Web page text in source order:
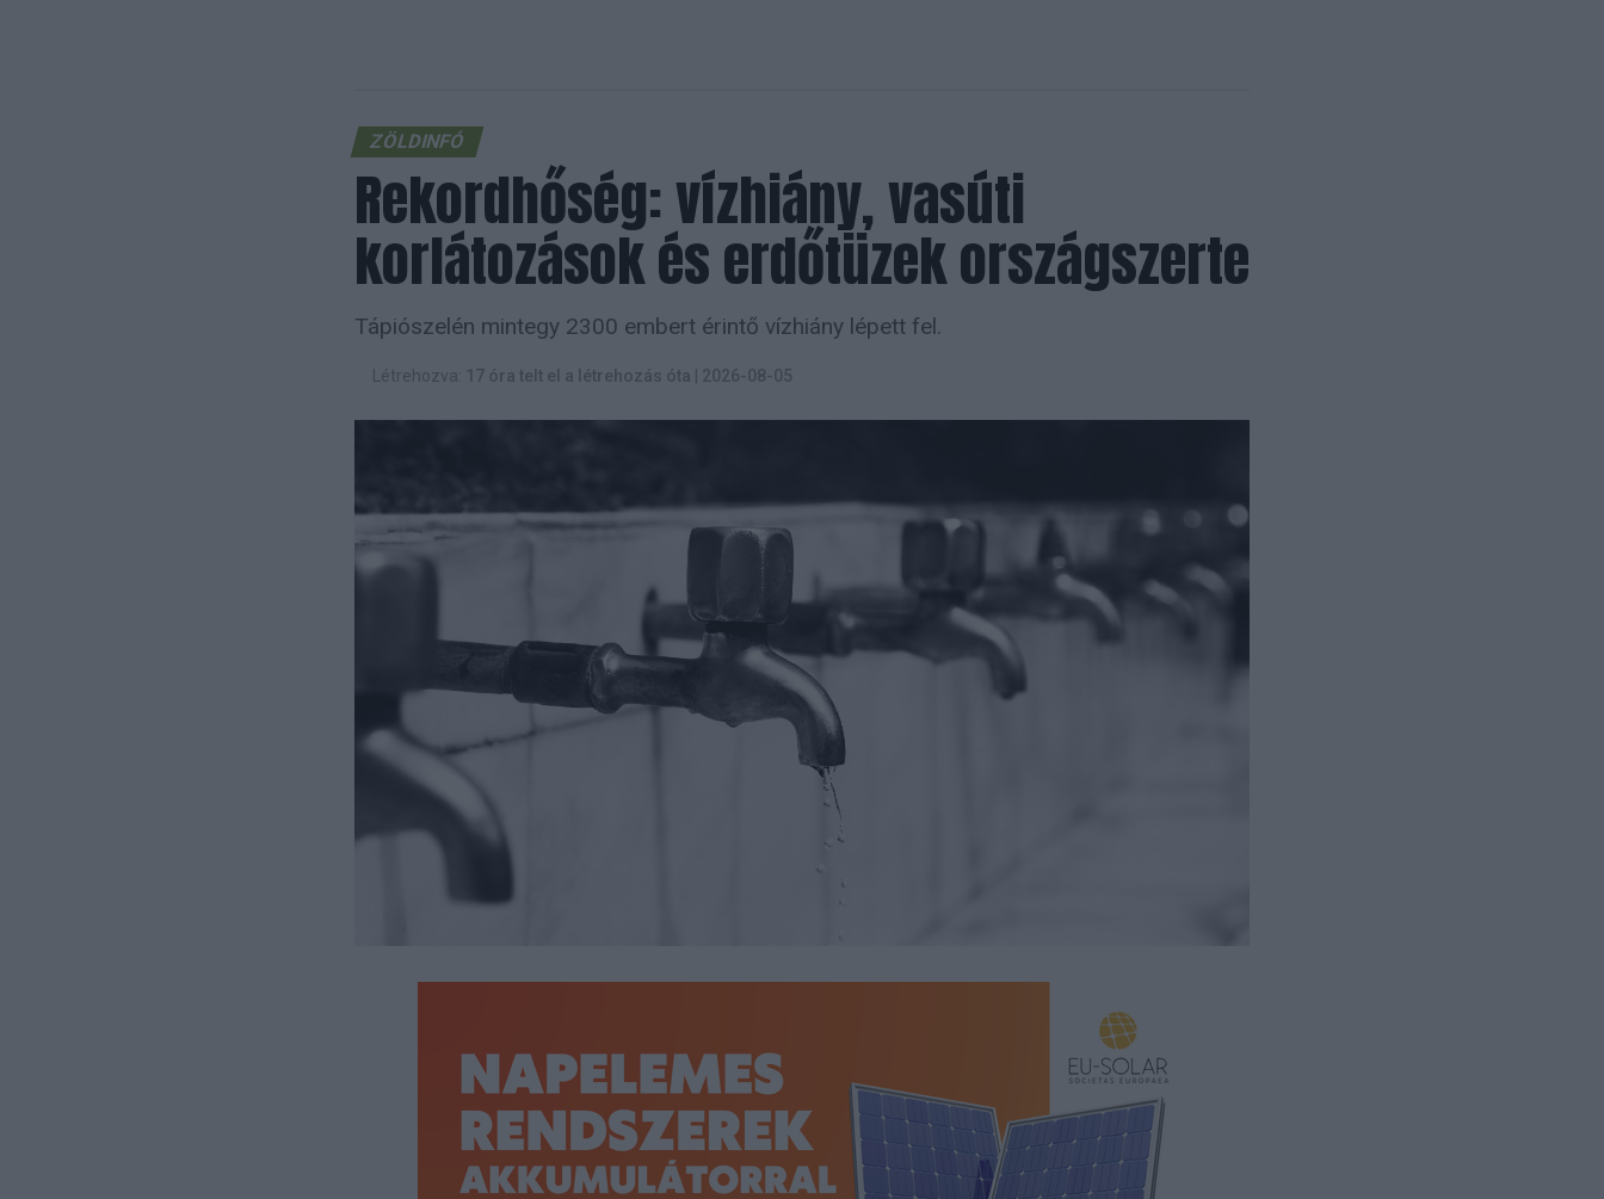
ZÖLDINFÓ
Rekordhőség: vízhiány, vasúti
korlátozások és erdőtüzek országszerte
Tápiószelén mintegy 2300 embert érintő vízhiány lépett fel.
Létrehozva: 17 óra telt el a létrehozás óta 2026-08-05